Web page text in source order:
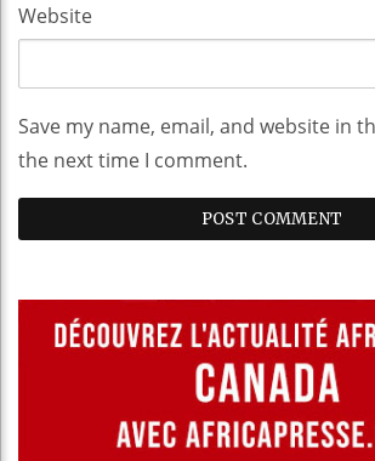
Website
Save my name, email, and website in
the next time I comment.